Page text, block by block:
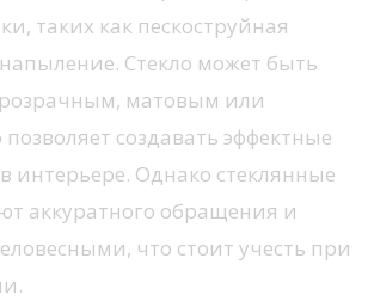
таких как пескоструйная
Стекло может быть
матовым или
создавать эффектные
интерьере. Однако стеклянные
аккуратного обращения и
что стоит учесть при